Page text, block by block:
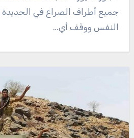
جميع أطراف الصراع في الحديدة
النفس ووقف أي…